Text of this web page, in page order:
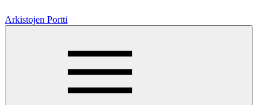
Arkistojen Portti